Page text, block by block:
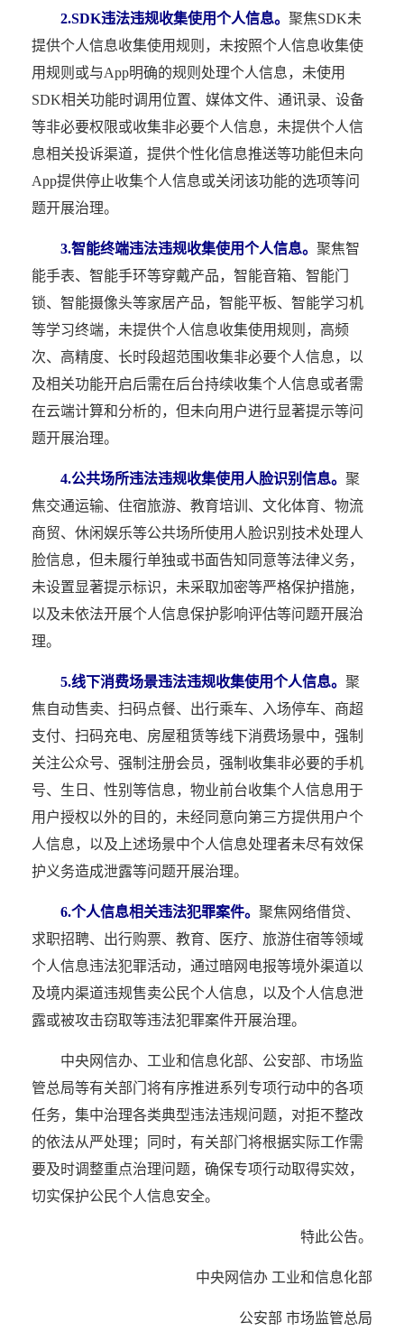
2.SDK违法违规收集使用个人信息。 聚焦SDK未
提供个人信息收集使用规则，未按照个人信息收集使
用规则或与App明确的规则处理个人信息，未使用
SDK相关功能时调用位置、媒体文件、通讯录、设备
等非必要权限或收集非必要个人信息，未提供个人信
息相关投诉渠道，提供个性化信息推送等功能但未向
App提供停止收集个人信息或关闭该功能的选项等问
题开展治理。
3.智能终端违法违规收集使用个人信息。 聚焦智
能手表、智能手环等穿戴产品，智能音箱、智能门
锁、智能摄像头等家居产品，智能平板、智能学习机
等学习终端，未提供个人信息收集使用规则，高频
次、高精度、长时段超范围收集非必要个人信息，以
及相关功能开启后需在后台持续收集个人信息或者需
在云端计算和分析的，但未向用户进行显著提示等问
题开展治理。
4.公共场所违法违规收集使用人脸识别信息。 聚
焦交通运输、住宿旅游、教育培训、文化体育、物流
商贸、休闲娱乐等公共场所使用人脸识别技术处理人
脸信息，但未履行单独或书面告知同意等法律义务，
未设置显著提示标识，未采取加密等严格保护措施，
以及未依法开展个人信息保护影响评估等问题开展治
理。
5.线下消费场景违法违规收集使用个人信息。 聚
焦自动售卖、扫码点餐、出行乘车、入场停车、商超
支付、扫码充电、房屋租赁等线下消费场景中，强制
关注公众号、强制注册会员，强制收集非必要的手机
号、生日、性别等信息，物业前台收集个人信息用于
用户授权以外的目的，未经同意向第三方提供用户个
人信息，以及上述场景中个人信息处理者未尽有效保
护义务造成泄露等问题开展治理。
6.个人信息相关违法犯罪案件。 聚焦网络借贷、
求职招聘、出行购票、教育、医疗、旅游住宿等领域
个人信息违法犯罪活动，通过暗网电报等境外渠道以
及境内渠道违规售卖公民个人信息，以及个人信息泄
露或被攻击窃取等违法犯罪案件开展治理。
中央网信办、工业和信息化部、公安部、市场监
管总局等有关部门将有序推进系列专项行动中的各项
任务，集中治理各类典型违法违规问题，对拒不整改
的依法从严处理；同时，有关部门将根据实际工作需
要及时调整重点治理问题，确保专项行动取得实效，
切实保护公民个人信息安全。
特此公告。
中央网信办 工业和信息化部
公安部 市场监管总局